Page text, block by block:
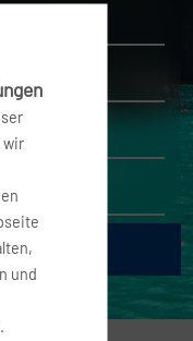
wir
und